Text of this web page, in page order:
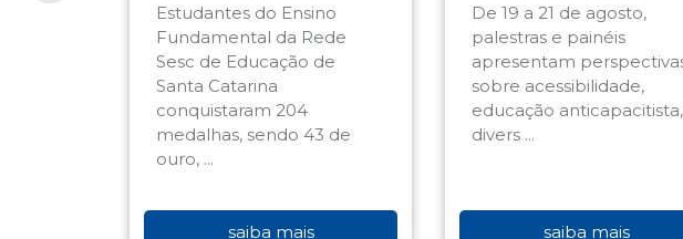
Estudantes do Ensino
Fundamental da Rede
Sesc de Educação de
Santa Catarina
conquistaram 204
medalhas, sendo 43 de
ouro, ...
saiba mais
De 19 a 21 de agosto,
palestras e painéis
apresentam
sobre acessibilidade,
educação anticapacitista,
divers ...
saiba mais